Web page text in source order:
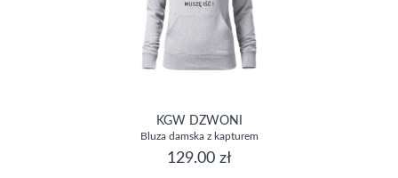
KGW DZWONI
Bluza damska z kapturem
129.00 zł